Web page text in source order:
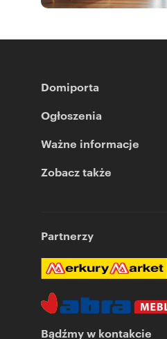
Domiporta
Ogłoszenia
Ważne informacje
Zobacz także
Partnerzy
Bądźmy w kontakcie